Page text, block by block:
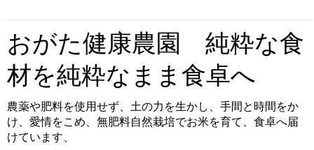
おがた健康農園 純粋な食
材を純粋なまま食卓へ
農薬や肥料を使用せず、土の力を生かし、手間と時間をか
け、愛情をこめ、無肥料自然栽培でお米を育て、食卓へ届
けています、